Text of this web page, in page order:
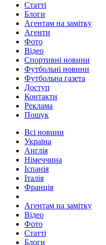
Статті
Блоги
Агентам на замітку
Агенти
Фото
Відео
Спортивні новини
Футбольні новини
Футбольна газета
Доступ
Контакти
Реклама
Пошук
Всі новини
Україна
Англія
Німеччина
Іспанія
Італія
Франція
Агентам на замітку
Відео
Фото
Статті
Блоги